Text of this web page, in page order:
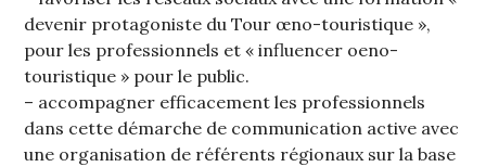
devenir protagoniste du Tour œno-touristique »,
pour les professionnels et « influencer oeno-
touristique » pour le public.
– accompagner efficacement les professionnels
dans cette démarche de communication active avec
une organisation de référents régionaux sur la base